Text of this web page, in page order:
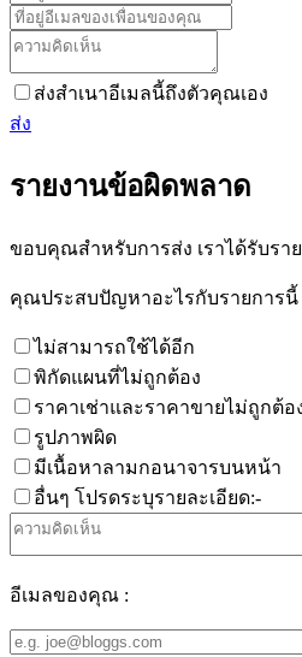
ส่งสำเนาอีเมลนี้ถึงตัวคุณเอง
ส่ง
รายงานข้อผิดพลาด
ขอบคุณสำหรับการส่ง เราได้รับรา
คุณประสบปัญหาอะไรกับรายการนี้
ไม่สามารถใช้ได้อีก
พิกัดแผนที่ไม่ถูกต้อง
ราคาเช่าและราคาขายไม่ถูกต้อ
รูปภาพผิด
มีเนื้อหาลามกอนาจารบนหน้า
อื่นๆ โปรดระบุรายละเอียด:-
อีเมลของคุณ :